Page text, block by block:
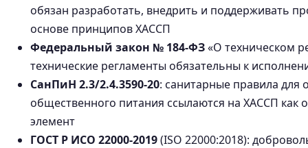
обязан разработать, внедрить и поддерживать
основе принципов ХАССП
Федеральный закон № 184-ФЗ«О техническом
технические регламенты обязательны к
СанПиН 2.3/2.4.3590-20: санитарные правила для
общественного питания ссылаются на ХАССП как
элемент
ГОСТ Р ИСО 22000-2019(ISO 22000:2018):